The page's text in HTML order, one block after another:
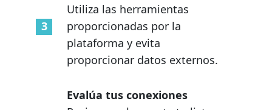
Utiliza las herramientas
proporcionadas por la
plataforma y evita
proporcionar datos externos.
Evalúa tus conexiones